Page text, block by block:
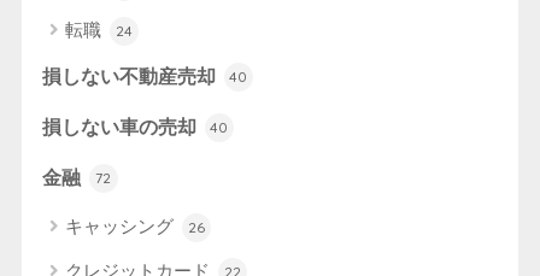
転職 24
損しない不動産売却 40
損しない車の売却 40
金融 72
キャッシング 26
クレジットカード 22